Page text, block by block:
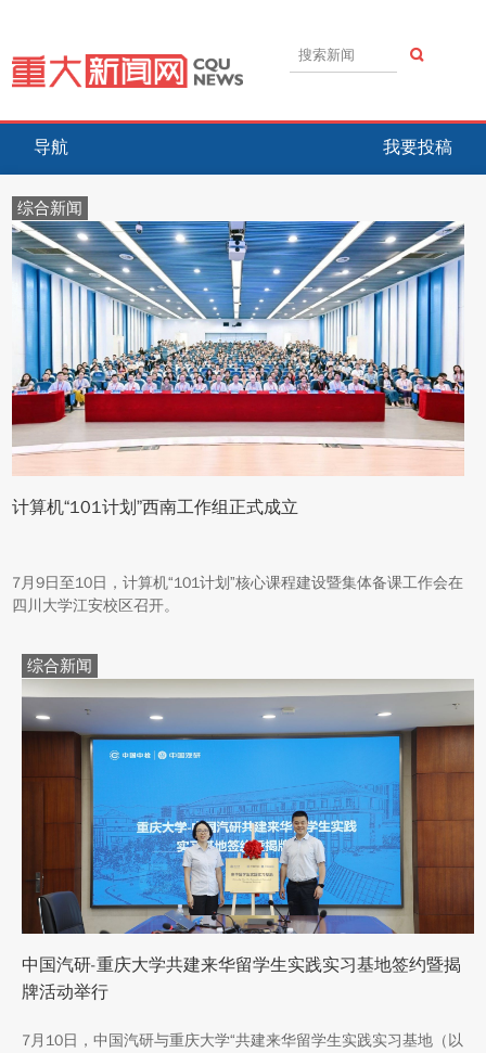
导航 我要投稿
综合新闻
计算机“101计划”西南工作组正式成立
7月9日至10日，计算机“101计划”核心课程建设暨集体备课工作会在
四川大学江安校区召开。
综合新闻
中国汽研-重庆大学共建来华留学生实践实习基地签约暨揭
牌活动举行
7月10日，中国汽研与重庆大学“共建来华留学生实践实习基地（以